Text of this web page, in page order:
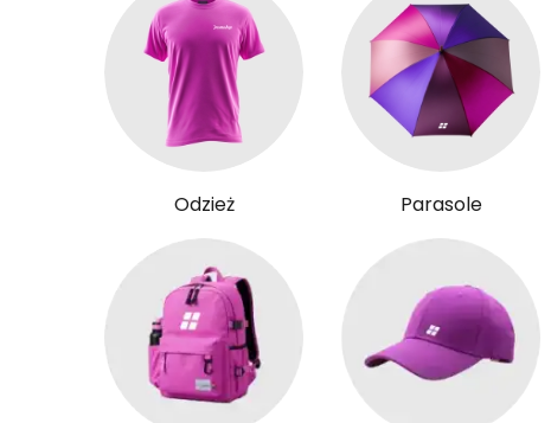
Odzież Parasole